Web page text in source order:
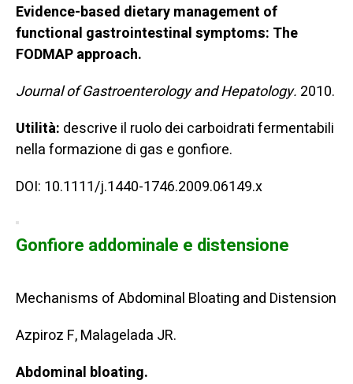
Evidence-based dietary management of
functional gastrointestinal symptoms: The
FODMAP approach.
Journal of Gastroenterology and Hepatology. 2010.
Utilità: descrive il ruolo dei carboidrati fermentabili
nella formazione di gas e gonfiore.
DOI: 10.1111/j.1440-1746.2009.06149.x
Gonfiore addominale e distensione
Mechanisms of Abdominal Bloating and Distension
Azpiroz F, Malagelada JR.
Abdominal bloating.